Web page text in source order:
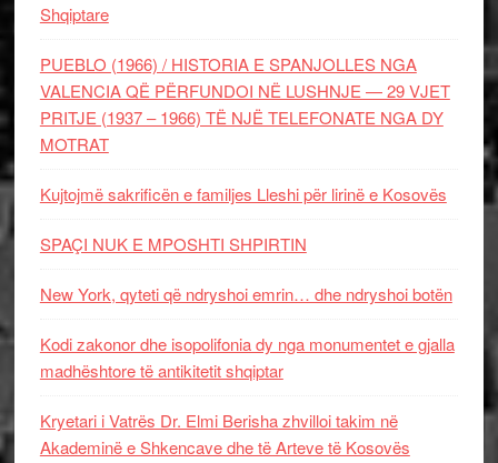
Shqiptare
PUEBLO (1966) / HISTORIA E SPANJOLLES NGA
VALENCIA QË PËRFUNDOI NË LUSHNJE — 29 VJET
PRITJE (1937 – 1966) TË NJË TELEFONATE NGA DY
MOTRAT
Kujtojmë sakrificën e familjes Lleshi për lirinë e Kosovës
SPAÇI NUK E MPOSHTI SHPIRTIN
New York, qyteti që ndryshoi emrin… dhe ndryshoi botën
Kodi zakonor dhe isopolifonia dy nga monumentet e gjalla
madhështore të antikitetit shqiptar
Kryetari i Vatrës Dr. Elmi Berisha zhvilloi takim në
Akademinë e Shkencave dhe të Arteve të Kosovës